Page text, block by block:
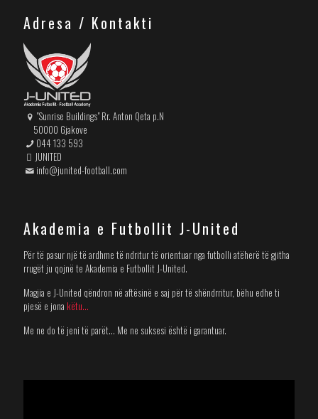
Adresa / Kontakti
"Sunrise Buildings" Rr. Anton Qeta p.N
50000 Gjakove
044 133 593
JUNITED
info@junited-football.com
Akademia e Futbollit J-United
Për të pasur një të ardhme të ndritur të orientuar nga futbolli atëherë të gjitha
rrugët ju qojnë te Akademia e Futbollit J-United.
Magjia e J-United qëndron në aftësinë e saj për të shëndrritur, bëhu edhe ti
pjesë e jona këtu...
Me ne do të jeni të parët... Me ne suksesi është i garantuar.